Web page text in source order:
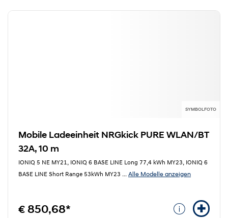
SYMBOLFOTO
Mobile Ladeeinheit NRGkick PURE WLAN/BT
32A, 10 m
IONIQ 5 NE MY21, IONIQ 6 BASE LINE Long 77,4 kWh MY23, IONIQ 6
BASE LINE Short Range 53kWh MY23 ... Alle Modelle anzeigen
€ 850,68*